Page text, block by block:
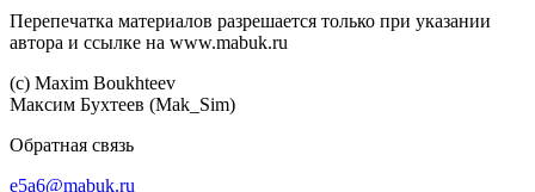
Перепечатка материалов разрешается только при указании
автора и ссылке на www.mabuk.ru
(c) Maхim Boukhteev
Максим Бухтеев (Mak_Sim)
Обратная связь
e5a6@mabuk.ru